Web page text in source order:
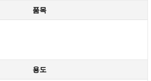
품목
용도